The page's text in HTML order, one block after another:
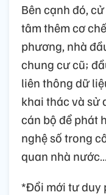
Bên cạnh đó,
tâm thêm cơ
phương, nhà
chung cư cũ;
liên thông dữ
khai thác và sử
cán bộ để phát
nghệ số trong
quan nhà nước…
*Đổi mới tư duy